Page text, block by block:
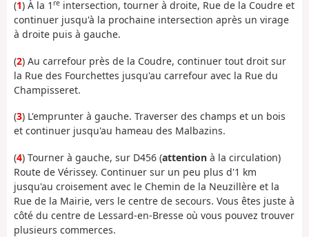
(1) À la 1 re intersection, tourner à droite, Rue de la Coudre et
continuer jusqu'à la prochaine intersection après un virage
à droite puis à gauche.
(2) Au carrefour près de la Coudre, continuer tout droit sur
la Rue des Fourchettes jusqu'au carrefour avec la Rue du
Champisseret.
(3) L'emprunter à gauche. Traverser des champs et un bois
et continuer jusqu'au hameau des Malbazins.
(4) Tourner à gauche, sur D456 (attention à la circulation)
Route de Vérissey. Continuer sur un peu plus d'1 km
jusqu'au croisement avec le Chemin de la Neuzillère et la
Rue de la Mairie, vers le centre de secours. Vous êtes juste à
côté du centre de Lessard-en-Bresse où vous pouvez trouver
plusieurs commerces.